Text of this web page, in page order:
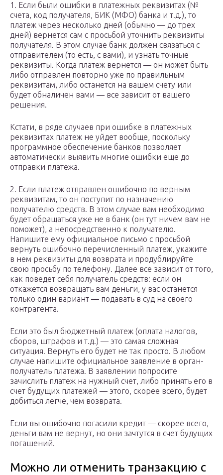
1. Если были ошибки в платежных реквизитах (№
счета, код получателя, БИК (МФО) банка и т.д.), то
платеж через несколько дней (обычно — до трех
дней) вернется сам с просьбой уточнить реквизиты
получателя. В этом случае банк должен связаться с
отправителем (то есть, с вами), и узнать точные
реквизиты. Когда платеж вернется — он может быть
либо отправлен повторно уже по правильным
реквизитам, либо останется на вашем счету или
будет обналичен вами — все зависит от вашего
решения.
Кстати, в ряде случаев при ошибке в платежных
реквизитах платеж не уйдет вообще, поскольку
программное обеспечение банков позволяет
автоматически выявить многие ошибки еще до
отправки платежа.
2. Если платеж отправлен ошибочно по верным
реквизитам, то он поступит по назначению
получателю средств. В этом случае вам необходимо
будет обращаться уже не в банк (он тут ничем вам не
поможет), а непосредственно к получателю.
Напишите ему официальное письмо с просьбой
вернуть ошибочно перечисленный платеж, укажите
в нем реквизиты для возврата и продублируйте
свою просьбу по телефону. Далее все зависит от того,
как поведет себя получатель средств: если он
откажется возвращать вам деньги, у вас останется
только один вариант — подавать в суд на своего
контрагента.
Если это был бюджетный платеж (оплата налогов,
сборов, штрафов и т.д.) — это самая сложная
ситуация. Вернуть его будет не так просто. В любом
случае напишите официальное заявление в орган-
получатель платежа. В заявлении попросите
зачислить платеж на нужный счет, либо принять его в
счет будущих платежей — этого, скорее всего, будет
добиться легче, чем возврата.
Если вы ошибочно погасили кредит — скорее всего,
деньги вам не вернут, но они зачтутся в счет будущих
погашений.
Можно ли отменить транзакцию с